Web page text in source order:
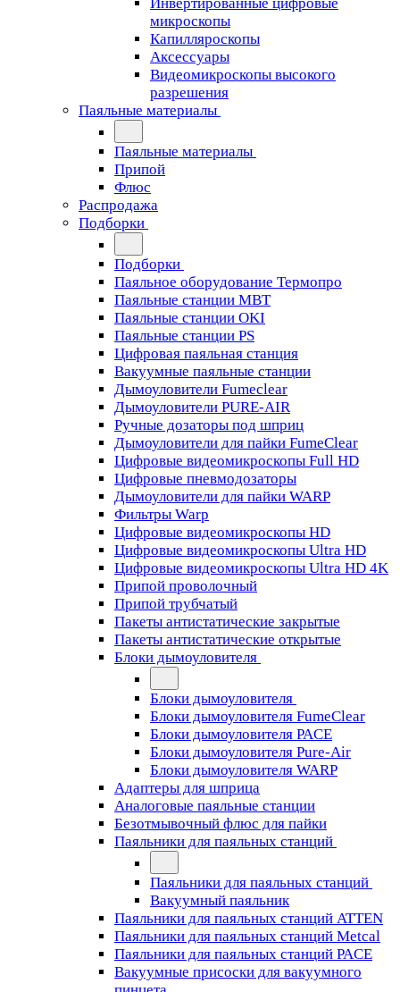
микроскопы
Капилляроскопы
Аксессуары
Видеомикроскопы высокого
разрешения
Паяльные материалы
Паяльные материалы
Припой
Флюс
Распродажа
Подборки
Подборки
Паяльное оборудование Термопро
Паяльные станции MBT
Паяльные станции OKI
Паяльные станции PS
Цифровая паяльная станция
Вакуумные паяльные станции
Дымоуловители Fumeclear
Дымоуловители PURE-AIR
Ручные дозаторы под шприц
Дымоуловители для пайки FumeClear
Цифровые видеомикроскопы Full HD
Цифровые пневмодозаторы
Дымоуловители для пайки WARP
Фильтры Warp
Цифровые видеомикроскопы HD
Цифровые видеомикроскопы Ultra HD
Цифровые видеомикроскопы Ultra HD 4K
Припой проволочный
Припой трубчатый
Пакеты антистатические закрытые
Пакеты антистатические открытые
Блоки дымоуловителя
Блоки дымоуловителя
Блоки дымоуловителя FumeClear
Блоки дымоуловителя PACE
Блоки дымоуловителя Pure-Air
Блоки дымоуловителя WARP
Адаптеры для шприца
Аналоговые паяльные станции
Безотмывочный флюс для пайки
Паяльники для паяльных станций
Паяльники для паяльных станций
Вакуумный паяльник
Паяльники для паяльных станций ATTEN
Паяльники для паяльных станций Metcal
Паяльники для паяльных станций PACE
Вакуумные присоски для вакуумного